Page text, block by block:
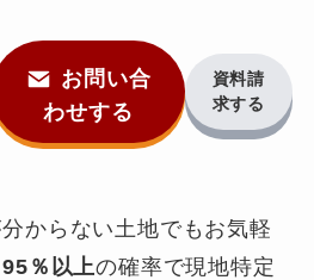
お問い合
わせする
資料請
求する
からない土地でもお気軽
95％以上の確率で現地特定